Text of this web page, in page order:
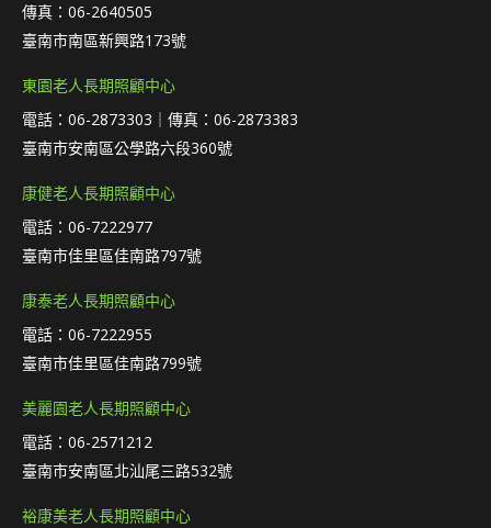
傳真：06-2640505
臺南市南區新興路173號
東園老人長期照顧中心
電話：06-2873303｜傳真：06-2873383
臺南市安南區公學路六段360號
康健老人長期照顧中心
電話：06-7222977
臺南市佳里區佳南路797號
康泰老人長期照顧中心
電話：06-7222955
臺南市佳里區佳南路799號
美麗園老人長期照顧中心
電話：06-2571212
臺南市安南區北汕尾三路532號
裕康美老人長期照顧中心